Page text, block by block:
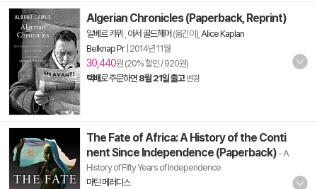
Algerian Chronicles (Paperback, Reprint)
알베르 카뮈 아서 골드해머 (옮긴이), Alice Kaplan
Belknap Pr 2014년 11월
30,440원 (20% 할인 / 920원)
택배로 주문하면 8월 21일 출고 변경
The Fate of Africa: A History of the Conti
nent Since Independence (Paperback) - A
History of Fifty Years of Independence
마틴 메러디스